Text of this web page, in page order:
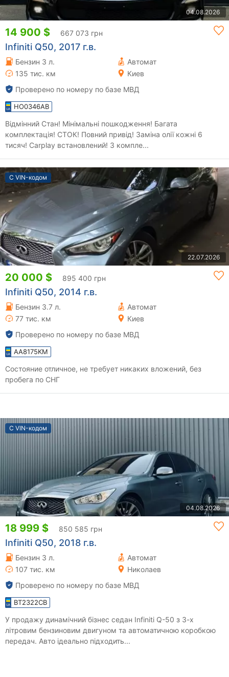
04.08.2026
14 900 $ 667 073 грн
Infiniti Q50, 2017 г.в.
Бензин 3 л.
Автомат
135 тис. км
Киев
Проверено по номеру по базе МВД
HO0346AB
Відмінний Стан! Мінімальні пошкодження! Багата
комплектація! СТОК! Повний привід! Заміна олії кожні 6
тисяч! Carplay встановлений! 3 компле...
С VIN-кодом
22.07.2026
20 000 $ 895 400 грн
Infiniti Q50, 2014 г.в.
Бензин 3.7 л.
Автомат
77 тис. км
Киев
Проверено по номеру по базе МВД
AA8175KM
Состояние отличное, не требует никаких вложений, без
пробега по СНГ
С VIN-кодом
04.08.2026
18 999 $ 850 585 грн
Infiniti Q50, 2018 г.в.
Бензин 3 л.
Автомат
107 тис. км
Николаев
Проверено по номеру по базе МВД
BT2322CB
У продажу динамічний бізнес седан Infiniti Q-50 з 3-х
літровим бензиновим двигуном та автоматичною коробкою
передач. Авто ідеально підходить...